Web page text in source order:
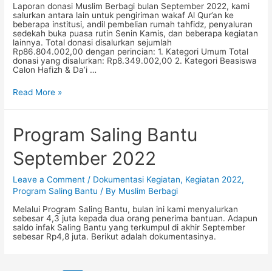
Laporan donasi Muslim Berbagi bulan September 2022, kami
salurkan antara lain untuk pengiriman wakaf Al Qur’an ke
beberapa institusi, andil pembelian rumah tahfidz, penyaluran
sedekah buka puasa rutin Senin Kamis, dan beberapa kegiatan
lainnya. Total donasi disalurkan sejumlah
Rp86.804.002,00 dengan perincian: 1. Kategori Umum Total
donasi yang disalurkan: Rp8.349.002,00 2. Kategori Beasiswa
Calon Hafizh & Da’i …
Laporan
Berbagi:
September
Read More »
Program Saling Bantu
September 2022
Leave a Comment / Dokumentasi Kegiatan, Kegiatan 2022,
Program Saling Bantu / By Muslim Berbagi
Melalui Program Saling Bantu, bulan ini kami menyalurkan
sebesar 4,3 juta kepada dua orang penerima bantuan. Adapun
saldo infak Saling Bantu yang terkumpul di akhir September
sebesar Rp4,8 juta. Berikut adalah dokumentasinya.